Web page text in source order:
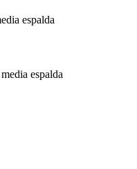
espalda
espalda